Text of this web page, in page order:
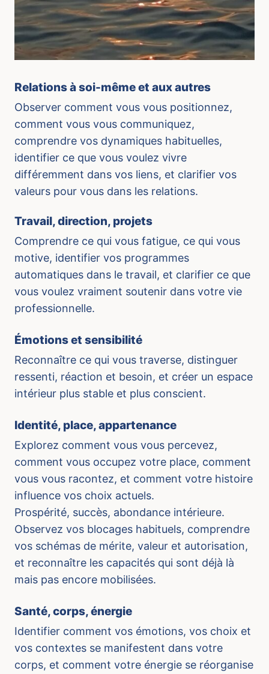
Relations à soi-même et aux autres
Observer comment vous vous positionnez,
comment vous vous communiquez,
comprendre vos dynamiques habituelles,
identifier ce que vous voulez vivre
différemment dans vos liens, et clarifier vos
valeurs pour vous dans les relations.
Travail, direction, projets
Comprendre ce qui vous fatigue, ce qui vous
motive, identifier vos programmes
automatiques dans le travail, et clarifier ce que
vous voulez vraiment soutenir dans votre vie
professionnelle.
Émotions et sensibilité
Reconnaître ce qui vous traverse, distinguer
ressenti, réaction et besoin, et créer un espace
intérieur plus stable et plus conscient.
Identité, place, appartenance
Explorez comment vous vous percevez,
comment vous occupez votre place, comment
vous vous racontez, et comment votre histoire
influence vos choix actuels.
Prospérité, succès, abondance intérieure.
Observez vos blocages habituels, comprendre
vos schémas de mérite, valeur et autorisation,
et reconnaître les capacités qui sont déjà là
mais pas encore mobilisées.
Santé, corps, énergie
Identifier comment vos émotions, vos choix et
vos contextes se manifestent dans votre
corps, et comment votre énergie se réorganise